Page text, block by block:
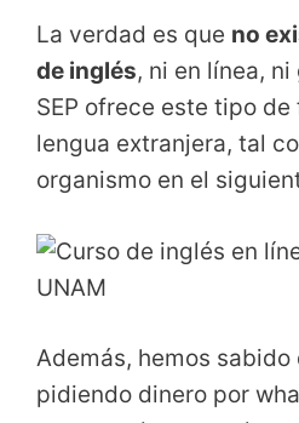
La verdad es que no
de inglés, ni en línea,
SEP ofrece este tipo
lengua extranjera, tal
organismo en el
Además, hemos
pidiendo dinero por